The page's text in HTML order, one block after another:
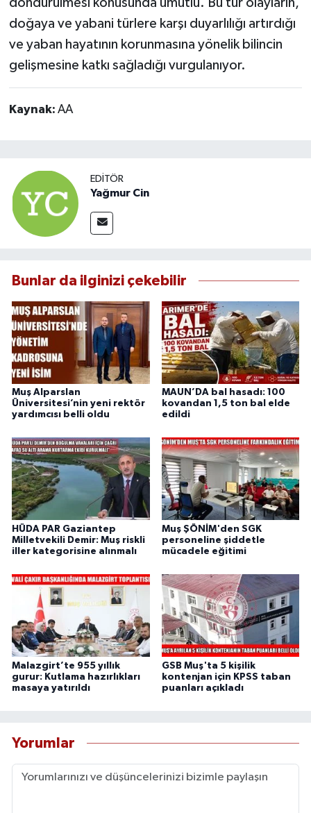
döndürülmesi konusunda umutlu. Bu tür olayların,
doğaya ve yabani türlere karşı duyarlılığı artırdığı
ve yaban hayatının korunmasına yönelik bilincin
gelişmesine katkı sağladığı vurgulanıyor.
Kaynak: AA
EDITÖR
Yağmur Cin
Bunlar da ilginizi çekebilir
Muş Alparslan
Üniversitesi’nin yeni rektör
yardımcısı belli oldu
MAUN’DA bal hasadı: 100
kovandan 1,5 ton bal elde
edildi
HÜDA PAR Gaziantep
Milletvekili Demir: Muş riskli
iller kategorisine alınmalı
Muş ŞÖNİM'den SGK
personeline şiddetle
mücadele eğitimi
Malazgirt’te 955 yıllık
gurur: Kutlama hazırlıkları
masaya yatırıldı
GSB Muş'ta 5 kişilik
kontenjan için KPSS taban
puanları açıkladı
Yorumlar